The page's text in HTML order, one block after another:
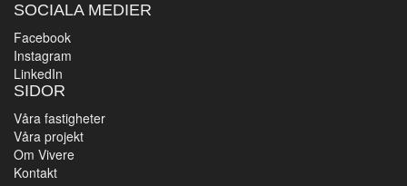
SOCIALA MEDIER
Facebook
Instagram
LinkedIn
SIDOR
Våra fastigheter
Våra projekt
Om Vivere
Kontakt